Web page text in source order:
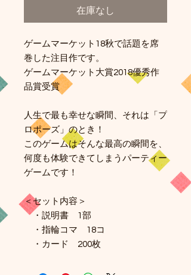
在庫なし
ゲームマーケット18秋で話題を席
巻した注目作です。
ゲームマーケット大賞2018優秀作
品賞受賞
人生で最も幸せな瞬間、それは「プ
ロポーズ」のとき！
このゲームはそんな最高の瞬間を、
何度も体験できてしまうパーティー
ゲームです！
＜セット内容＞
・説明書 1部
・指輪コマ 18コ
・カード 200枚